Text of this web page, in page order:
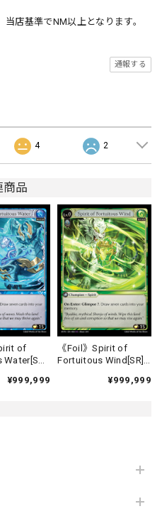
店基準でNM以上となります。
通報する
4 2
商品
of
¥999,999
《Foil》Spirit of
Fortuitous Wind[SR]
¥999,999